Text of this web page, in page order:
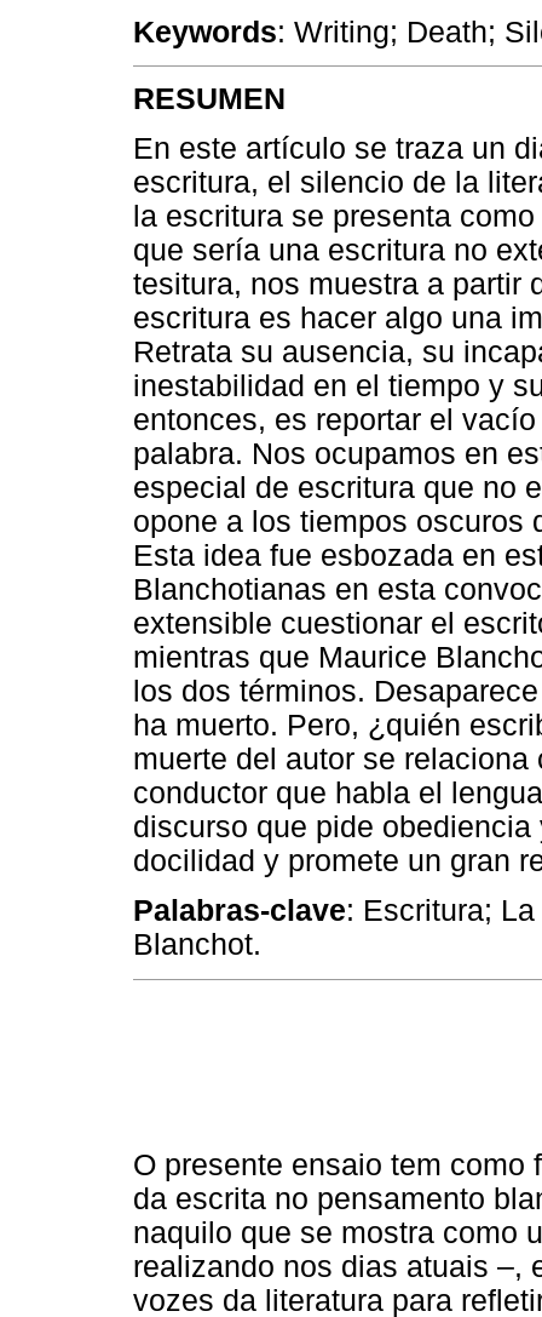
Keywords: Writing; Death;
RESUMEN
En este artículo se traza un
escritura, el silencio de la
la escritura se presenta
que sería una escritura no
tesitura, nos muestra a partir
escritura es hacer algo una
Retrata su ausencia, su
inestabilidad en el tiempo y
entonces, es reportar el
palabra. Nos ocupamos en
especial de escritura que no
opone a los tiempos oscuros
Esta idea fue esbozada en
Blanchotianas en esta
extensible cuestionar el
mientras que Maurice
los dos términos.
ha muerto. Pero, ¿quién
muerte del autor se
conductor que habla el
discurso que pide
docilidad y promete un gran
Palabras-clave: Escritura;
Blanchot.
O presente ensaio tem como
da escrita no pensamento
naquilo que se mostra como
realizando nos dias atuais –,
vozes da literatura para